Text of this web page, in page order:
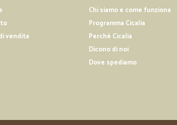
vendita
Chi siamo e come funziona
Programma Cicalia
Perché Cicalia
Dicono di noi
Dove spediamo